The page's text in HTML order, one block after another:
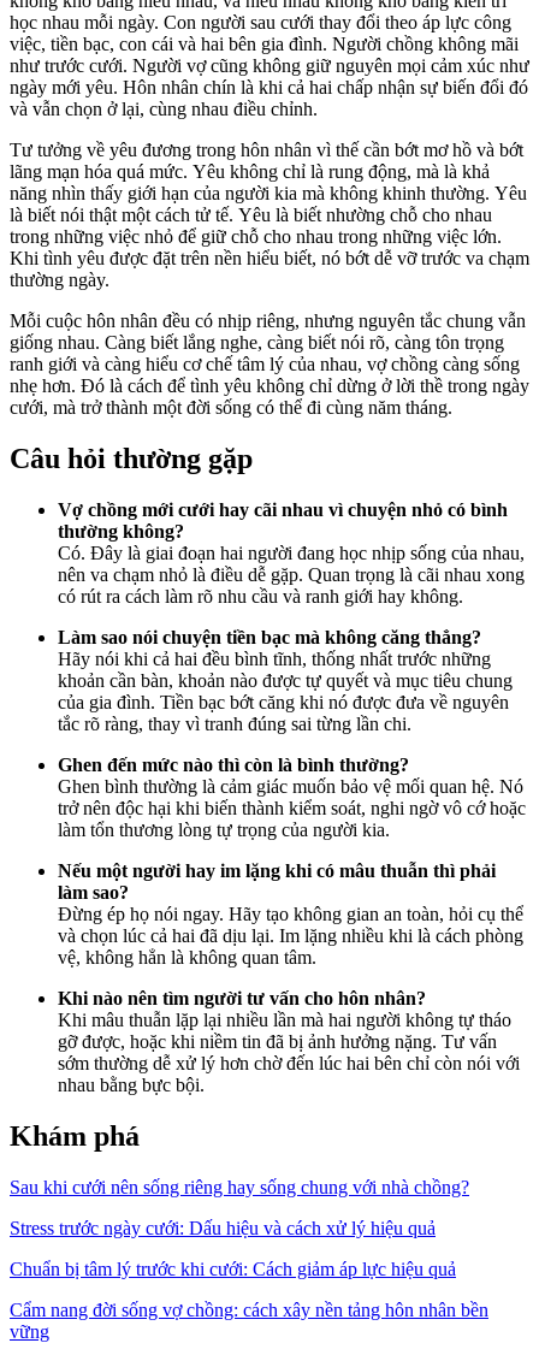
học nhau mỗi ngày. Con người sau cưới thay đổi theo áp lực công
việc, tiền bạc, con cái và hai bên gia đình. Người chồng không mãi
như trước cưới. Người vợ cũng không giữ nguyên mọi cảm xúc như
ngày mới yêu. Hôn nhân chín là khi cả hai chấp nhận sự biến đổi đó
và vẫn chọn ở lại, cùng nhau điều chỉnh.
Tư tưởng về yêu đương trong hôn nhân vì thế cần bớt mơ hồ và bớt
lãng mạn hóa quá mức. Yêu không chỉ là rung động, mà là khả
năng nhìn thấy giới hạn của người kia mà không khinh thường. Yêu
là biết nói thật một cách tử tế. Yêu là biết nhường chỗ cho nhau
trong những việc nhỏ để giữ chỗ cho nhau trong những việc lớn.
Khi tình yêu được đặt trên nền hiểu biết, nó bớt dễ vỡ trước va chạm
thường ngày.
Mỗi cuộc hôn nhân đều có nhịp riêng, nhưng nguyên tắc chung vẫn
giống nhau. Càng biết lắng nghe, càng biết nói rõ, càng tôn trọng
ranh giới và càng hiểu cơ chế tâm lý của nhau, vợ chồng càng sống
nhẹ hơn. Đó là cách để tình yêu không chỉ dừng ở lời thề trong ngày
cưới, mà trở thành một đời sống có thể đi cùng năm tháng.
Câu hỏi thường gặp
Vợ chồng mới cưới hay cãi nhau vì chuyện nhỏ có bình
thường không?
Có. Đây là giai đoạn hai người đang học nhịp sống của nhau,
nên va chạm nhỏ là điều dễ gặp. Quan trọng là cãi nhau xong
có rút ra cách làm rõ nhu cầu và ranh giới hay không.
Làm sao nói chuyện tiền bạc mà không căng thẳng?
Hãy nói khi cả hai đều bình tĩnh, thống nhất trước những
khoản cần bàn, khoản nào được tự quyết và mục tiêu chung
của gia đình. Tiền bạc bớt căng khi nó được đưa về nguyên
tắc rõ ràng, thay vì tranh đúng sai từng lần chi.
Ghen đến mức nào thì còn là bình thường?
Ghen bình thường là cảm giác muốn bảo vệ mối quan hệ. Nó
trở nên độc hại khi biến thành kiểm soát, nghi ngờ vô cớ hoặc
làm tổn thương lòng tự trọng của người kia.
Nếu một người hay im lặng khi có mâu thuẫn thì phải
làm sao?
Đừng ép họ nói ngay. Hãy tạo không gian an toàn, hỏi cụ thể
và chọn lúc cả hai đã dịu lại. Im lặng nhiều khi là cách phòng
vệ, không hẳn là không quan tâm.
Khi nào nên tìm người tư vấn cho hôn nhân?
Khi mâu thuẫn lặp lại nhiều lần mà hai người không tự tháo
gỡ được, hoặc khi niềm tin đã bị ảnh hưởng nặng. Tư vấn
sớm thường dễ xử lý hơn chờ đến lúc hai bên chỉ còn nói với
nhau bằng bực bội.
Khám phá
Sau khi cưới nên sống riêng hay sống chung với nhà chồng?
Stress trước ngày cưới: Dấu hiệu và cách xử lý hiệu quả
Chuẩn bị tâm lý trước khi cưới: Cách giảm áp lực hiệu quả
Cẩm nang đời sống vợ chồng: cách xây nền tảng hôn nhân bền
vững